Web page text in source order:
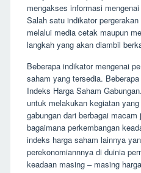
mengakses informasi
Salah satu indikator
melalui media cetak maupun
langkah yang akan diambil
Beberapa indikator mengenai
saham yang tersedia.
Indeks Harga Saham
untuk melakukan kegiatan
gabungan dari berbagai
bagaimana perkembangan
indeks harga saham lainnya
perekonomiannnya di duinia
keadaan masing – masing